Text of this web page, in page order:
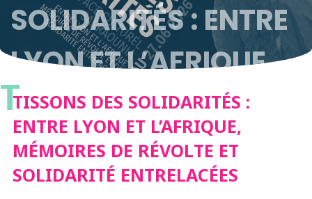
SOLIDARITÉS : ENTRE
LYON ET L’AFRIQUE,
MÉMOIRES DE
RÉVOLTE ET
SOLIDARITÉ
TTISSONS DES SOLIDARITÉS :
ENTRE LYON ET L’AFRIQUE,
MÉMOIRES DE RÉVOLTE ET
SOLIDARITÉ ENTRELACÉES